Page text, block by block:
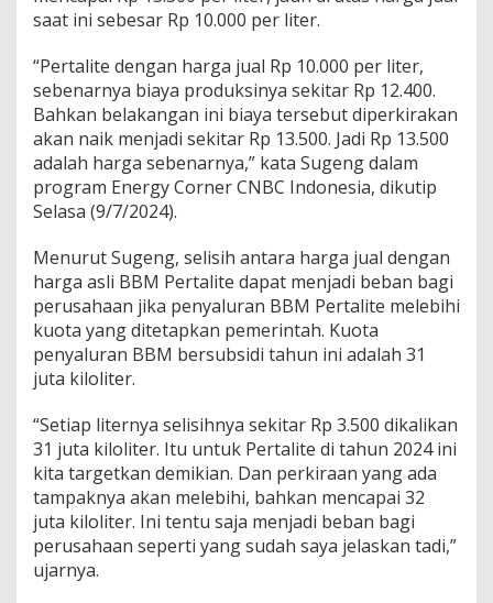
saat ini sebesar Rp 10.000 per liter.
“Pertalite dengan harga jual Rp 10.000 per liter,
sebenarnya biaya produksinya sekitar Rp 12.400.
Bahkan belakangan ini biaya tersebut diperkirakan
akan naik menjadi sekitar Rp 13.500. Jadi Rp 13.500
adalah harga sebenarnya,” kata Sugeng dalam
program Energy Corner CNBC Indonesia, dikutip
Selasa (9/7/2024).
Menurut Sugeng, selisih antara harga jual dengan
harga asli BBM Pertalite dapat menjadi beban bagi
perusahaan jika penyaluran BBM Pertalite melebihi
kuota yang ditetapkan pemerintah. Kuota
penyaluran BBM bersubsidi tahun ini adalah 31
juta kiloliter.
“Setiap liternya selisihnya sekitar Rp 3.500 dikalikan
31 juta kiloliter. Itu untuk Pertalite di tahun 2024 ini
kita targetkan demikian. Dan perkiraan yang ada
tampaknya akan melebihi, bahkan mencapai 32
juta kiloliter. Ini tentu saja menjadi beban bagi
perusahaan seperti yang sudah saya jelaskan tadi,”
ujarnya.